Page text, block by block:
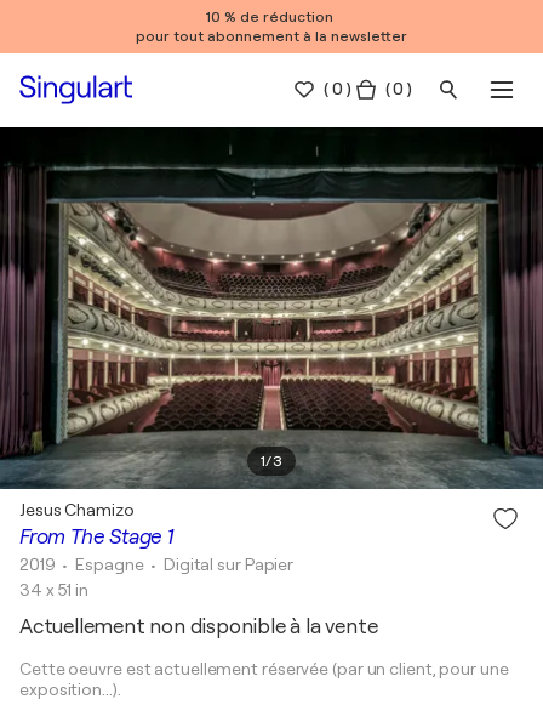
10 % de réduction
pour tout abonnement à la newsletter
(0 ) ( 0 )
1/3
From The Stage 1
Jesus Chamizo
2019 • Espagne • Digital sur Papier
34 x 51 in
Actuellement non disponible à la vente
Cette oeuvre est actuellement réservée (par un client, pour une
exposition...).